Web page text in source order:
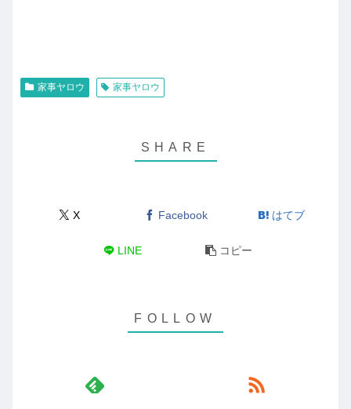
家事ヤロウ 家事ヤロウ
X Facebook はてブ
LINE コピー